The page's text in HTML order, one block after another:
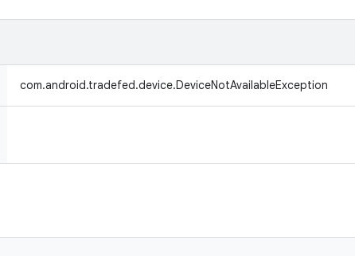
com.android.tradefed.device.DeviceNotAvailableException